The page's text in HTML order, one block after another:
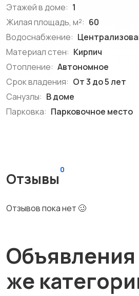
Этажей в доме: 1
Жилая площадь, м²: 60
Водоснабжение:
Материал стен: Кирпич
Отопление: Автономное
Срок владения: От 3 до 5 лет
Санузлы: В доме
Парковка: Парковочное место
Отзывы
0
Отзывов пока нет 🥴
Объявления
же